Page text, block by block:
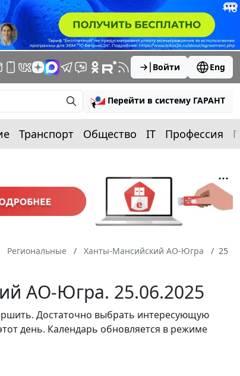
Войти Eng
Перейти в систему ГАРАНТ
Транспорт Общество IT Профессия
Региональные Ханты-Мансийский АО-Югра
25
АО-Югра. 25.06.2025
Достаточно выбрать интересующую
день. Календарь обновляется в режиме